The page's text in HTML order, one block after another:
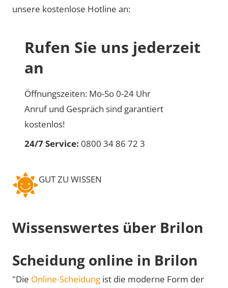
unsere kostenlose Hotline an:
Rufen Sie uns jederzeit
an
Öffnungszeiten: Mo-So 0-24 Uhr
Anruf und Gespräch sind garantiert
kostenlos!
24/7 Service: 0800 34 86 72 3
GUT ZU WISSEN
Wissenswertes über Brilon
Scheidung online in Brilon
"Die Online-Scheidung ist die moderne Form der